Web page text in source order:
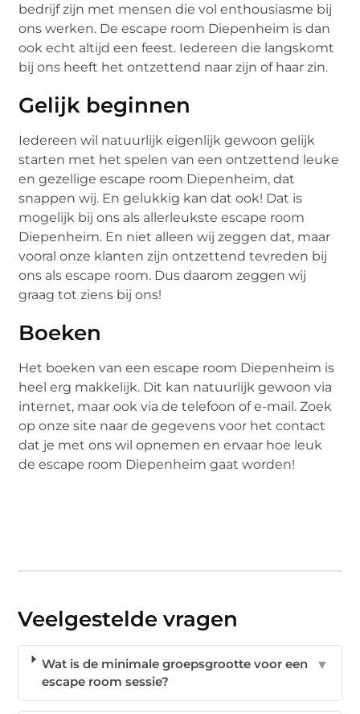
bedrijf zijn met mensen die vol enthousiasme bij
ons werken. De escape room Diepenheim is dan
ook echt altijd een feest. Iedereen die langskomt
bij ons heeft het ontzettend naar zijn of haar zin.
Gelijk beginnen
Iedereen wil natuurlijk eigenlijk gewoon gelijk
starten met het spelen van een ontzettend leuke
en gezellige escape room Diepenheim, dat
snappen wij. En gelukkig kan dat ook! Dat is
mogelijk bij ons als allerleukste escape room
Diepenheim. En niet alleen wij zeggen dat, maar
vooral onze klanten zijn ontzettend tevreden bij
ons als escape room. Dus daarom zeggen wij
graag tot ziens bij ons!
Boeken
Het boeken van een escape room Diepenheim is
heel erg makkelijk. Dit kan natuurlijk gewoon via
internet, maar ook via de telefoon of e-mail. Zoek
op onze site naar de gegevens voor het contact
dat je met ons wil opnemen en ervaar hoe leuk
de escape room Diepenheim gaat worden!
Veelgestelde vragen
Wat is de minimale groepsgrootte voor een
escape room sessie?
▼